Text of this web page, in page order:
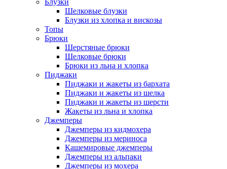
Блузки
Шелковые блузки
Блузки из хлопка и вискозы
Топы
Брюки
Шерстяные брюки
Шелковые брюки
Брюки из льна и хлопка
Пиджаки
Пиджаки и жакеты из бархата
Пиджаки и жакеты из шелка
Пиджаки и жакеты из шерсти
Жакеты из льна и хлопка
Джемперы
Джемперы из кидмохера
Джемперы из мериноса
Кашемировые джемперы
Джемперы из альпаки
Джемперы из мохера